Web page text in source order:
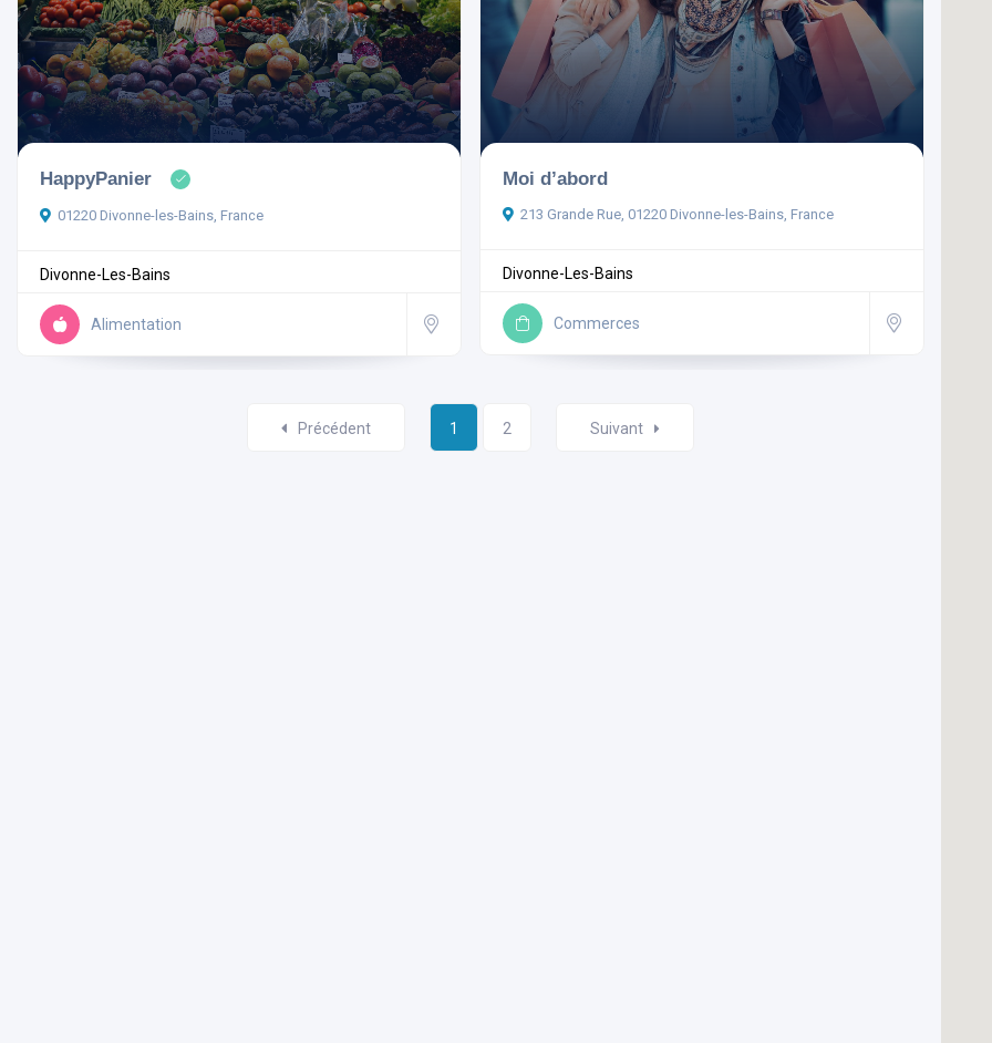
HappyPanier
01220 Divonne-les-Bains, France
Divonne-Les-Bains
Alimentation
Moi d’abord
213 Grande Rue, 01220 Divonne-les-Bains, France
Divonne-Les-Bains
Commerces
Précédent 1 2 Suivant